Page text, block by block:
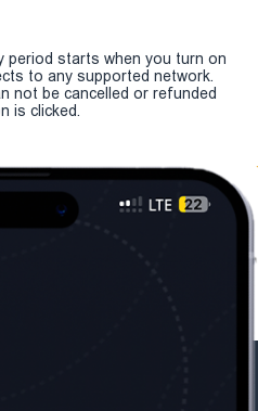
period starts when you turn on
to any supported network.
not be cancelled or refunded
is clicked.